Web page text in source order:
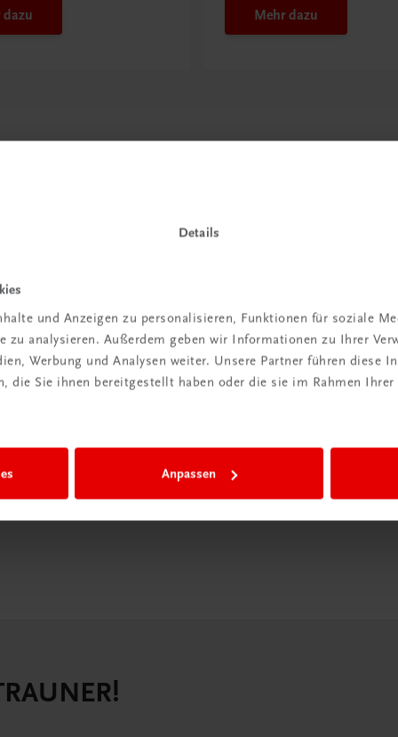
Details
und Anzeigen zu personalisieren, Funktionen für soziale
zu analysieren. Außerdem geben wir Informationen zu Ihrer
Werbung und Analysen weiter. Unsere Partner führen diese
die Sie ihnen bereitgestellt haben oder die sie im Rahmen
Anpassen
dazu Mehr dazu
der